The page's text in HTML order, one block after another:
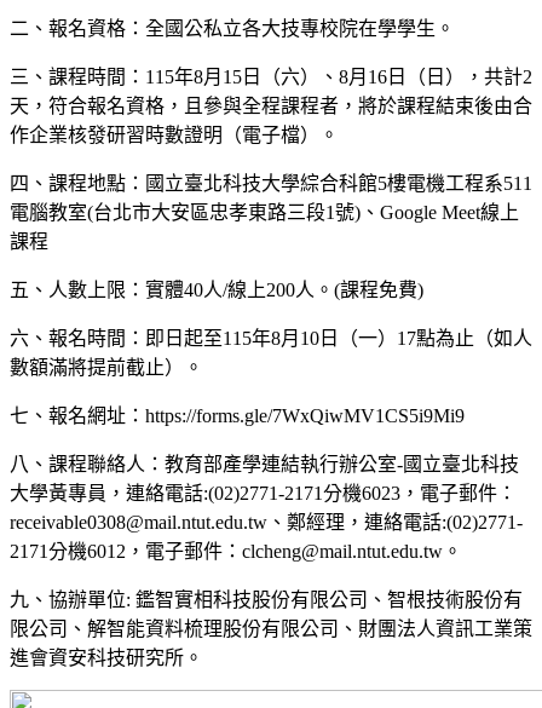
二、報名資格：全國公私立各大技專校院在學學生。
三、課程時間：115年8月15日（六）、8月16日（日），共計2
天，符合報名資格，且參與全程課程者，將於課程結束後由合
作企業核發研習時數證明（電子檔）。
四、課程地點：國立臺北科技大學綜合科館5樓電機工程系511
電腦教室(台北市大安區忠孝東路三段1號)、Google Meet線上
課程
五、人數上限：實體40人/線上200人。(課程免費)
六、報名時間：即日起至115年8月10日（一）17點為止（如人
數額滿將提前截止）。
七、報名網址：https://forms.gle/7WxQiwMV1CS5i9Mi9
八、課程聯絡人：教育部產學連結執行辦公室-國立臺北科技
大學黃專員，連絡電話:(02)2771-2171分機6023，電子郵件：
receivable0308@mail.ntut.edu.tw、鄭經理，連絡電話:(02)2771-
2171分機6012，電子郵件：clcheng@mail.ntut.edu.tw。
九、協辦單位: 鑑智實相科技股份有限公司、智根技術股份有
限公司、解智能資料梳理股份有限公司、財團法人資訊工業策
進會資安科技研究所。